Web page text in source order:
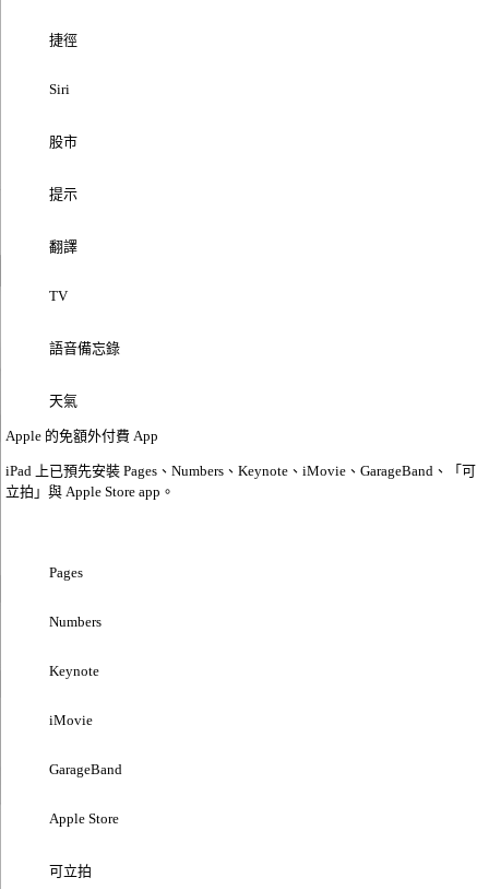
捷徑
Siri
股市
提示
翻譯
TV
語音備忘錄
天氣
Apple 的免額外付費 App
iPad 上已預先安裝 Pages、Numbers、Keynote、iMovie、GarageBand、「可
立拍」與 Apple Store app。
Pages
Numbers
Keynote
iMovie
GarageBand
Apple Store
可立拍